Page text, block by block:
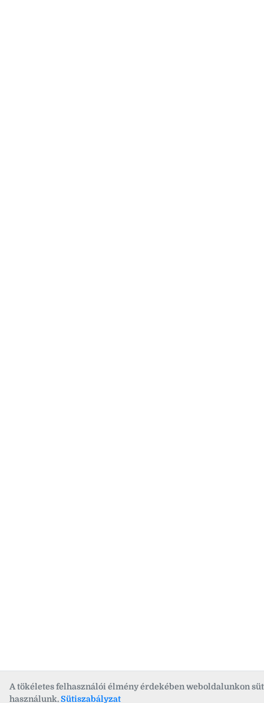
A tökéletes felhasználói élmény érdekében weboldalunkon
használunk.Sütiszabályzat